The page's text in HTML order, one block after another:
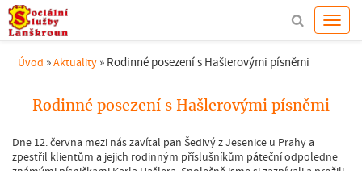
Úvod »Aktuality » Rodinné posezení s Hašlerovými písněmi
Rodinné posezení s Hašlerovými písněmi
Dne 12. června mezi nás zavítal pan Šedivý z Jesenice u Prahy a
zpestřil klientům a jejich rodinným příslušníkům páteční odpoledne